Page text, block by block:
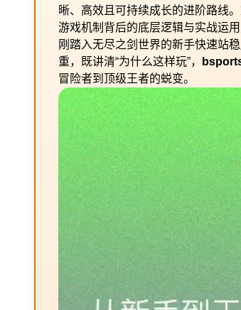
晰、高效且可持续成长的进阶路线
游戏机制背后的底层逻辑与实战运
刚踏入无尽之剑世界的新手快速站
重，既讲清“为什么这样玩”，
冒险者到顶级王者的蜕变。